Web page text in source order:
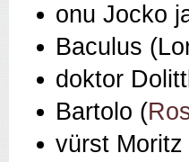
onu Jocko
Baculus
doktor
Bartolo (
vürst Moritz